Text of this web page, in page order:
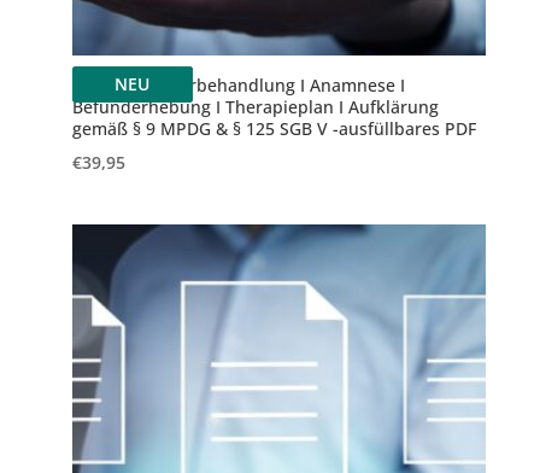
NEU
Nagelkorrekturbehandlung Ι Anamnese Ι
Befunderhebung Ι Therapieplan Ι Aufklärung
gemäß § 9 MPDG & § 125 SGB V -ausfüllbares PDF
€39,95